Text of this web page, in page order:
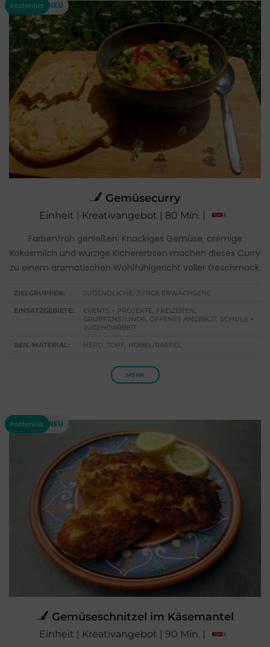
Gemüsecurry
Einheit | Kreativangebot | 80 Min. |
Farbenfroh genießen: Knackiges Gemüse, cremige
Kokosmilch und würzige Kichererbsen machen dieses Curry
zu einem aromatischen Wohlfühlgericht voller Geschmack.
ZIELGRUPPEN: JUGENDLICHE, JUNGE ERWACHSENE
EINSATZGEBIETE:
EVENTS + PROJEKTE, FREIZEITEN,
GRUPPENSTUNDE, OFFENES ANGEBOT, SCHULE +
JUGENDARBEIT
BEN. MATERIAL: HERD, TOPF, HOBEL/RASPEL
MEHR
Gemüseschnitzel im Käsemantel
Einheit | Kreativangebot | 90 Min. |